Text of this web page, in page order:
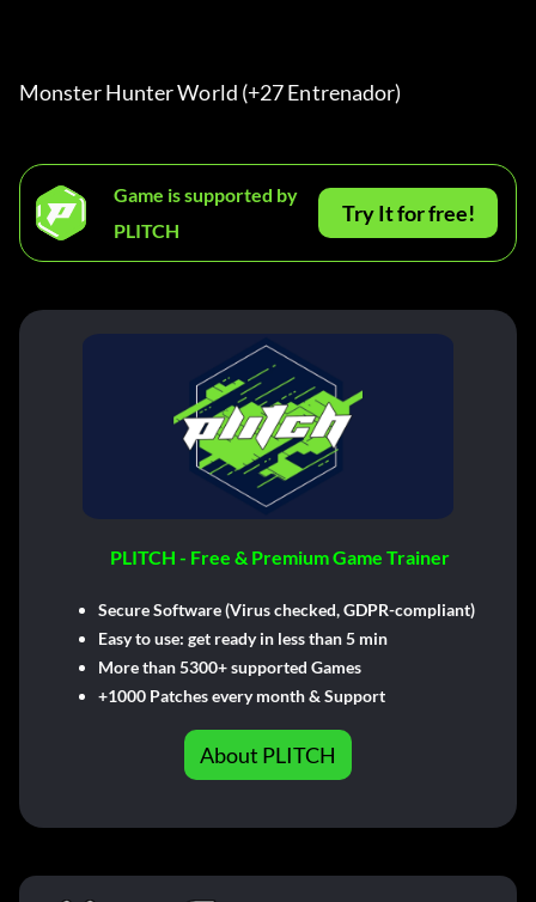
Monster Hunter World (+27 Entrenador)
Game is supported by
PLITCH
Try It for free!
PLITCH - Free & Premium Game Trainer
Secure Software (Virus checked, GDPR-compliant)
Easy to use: get ready in less than 5 min
More than 5300+ supported Games
+1000 Patches every month & Support
About PLITCH